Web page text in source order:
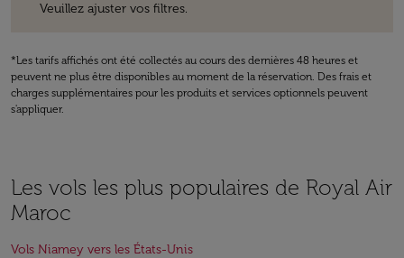
Veuillez ajuster vos filtres.
*Les tarifs affichés ont été collectés au cours des dernières 48 heures et
peuvent ne plus être disponibles au moment de la réservation. Des frais et
charges supplémentaires pour les produits et services optionnels peuvent
s'appliquer.
Les vols les plus populaires de Royal Air
Maroc
Vols Niamey vers les États-Unis